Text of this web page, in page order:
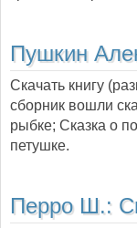
Пушкин
Скачать книгу
сборник вошли
рыбке; Сказка о
петушке.
Перро Ш.: